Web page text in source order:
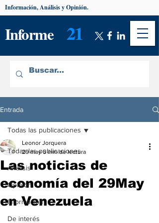
Informe 21
Información, Análisis y Opinión.
Entrada
Todas las publicaciones
Análisis
Opinión
Información
De interés
Todas las publicaciones
Las noticias de
economía del 29May
en Venezuela
Leonor Jorquera
29 may 5 min de lectura